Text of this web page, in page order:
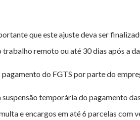
que este ajuste deva ser
remoto ou até 30 dias após a
do FGTS por parte do
suspensão temporária do pagamento
e encargos em até 6 parcelas com